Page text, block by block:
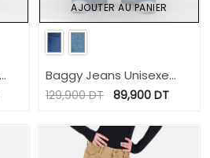
Baggy Jeans Unisexe
Enfant Bi-couleurs
129,900DT 89,900 DT
AJOUTER AU PANIER